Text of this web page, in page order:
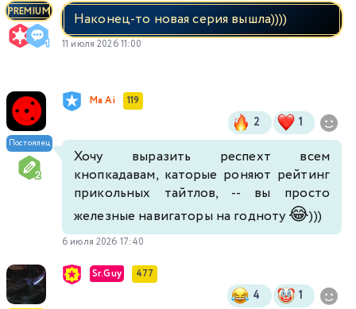
PREMIUM Наконец-то новая серия вышла))))
11 июля 2026 11:00
Постоялец
Ma Ai 119
2 1
Хочу выразить респехт всем
кнопкадавам, каторые роняют рейтинг
прикольных тайтлов, -- вы просто
железные навигаторы на годноту 😂)))
6 июля 2026 17:40
Sr.Guy 477
4 1